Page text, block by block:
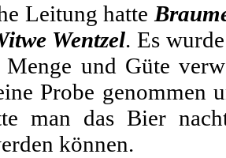
Leitung hatte
Wentzel. Es
und Güte
Probe genommen
man das Bier
können.